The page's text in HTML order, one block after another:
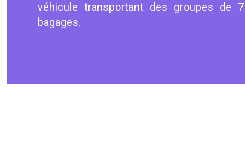
véhicule transportant des groupes de
bagages.